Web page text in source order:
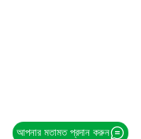
আপনার মতামত প্রদান করুন